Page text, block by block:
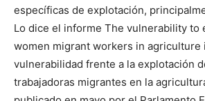
específicas de explotación,
Lo dice el informe The vulnerability to
women migrant workers in agriculture
vulnerabilidad frente a la explotación
trabajadoras migrantes en la